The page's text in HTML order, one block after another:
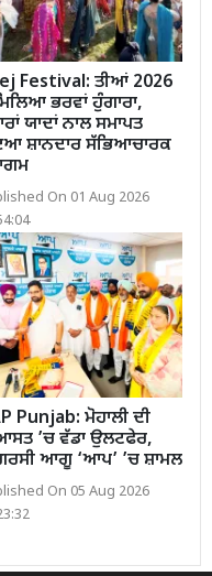
Festival: ਤੀਆਂ 2026
ਭਰਵਾਂ ਹੁੰਗਾਰਾ,
ਯਾਦਾਂ ਨਾਲ ਸਮਾਪਤ
ਸ਼ਾਨਦਾਰ ਸੱਭਿਆਚਾਰਕ
On 01 Aug 2026
Punjab: ਮੋਹਾਲੀ ਦੀ
’ਚ ਵੱਡਾ ਉਲਟਫੇਰ,
ਆਗੂ ‘ਆਪ’ ’ਚ ਸ਼ਾਮਲ
On 05 Aug 2026